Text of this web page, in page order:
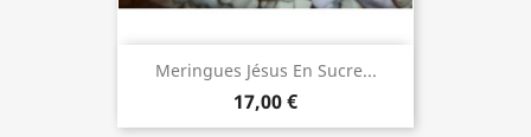
Meringues Jésus En Sucre...
17,00 €